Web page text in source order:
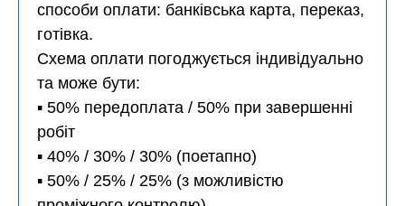
способи оплати: банківська карта, переказ,
готівка.
Схема оплати погоджується індивідуально
та може бути:
▪️ 50% передоплата / 50% при завершенні
робіт
▪️ 40% / 30% / 30% (поетапно)
▪️ 50% / 25% / 25% (з можливістю